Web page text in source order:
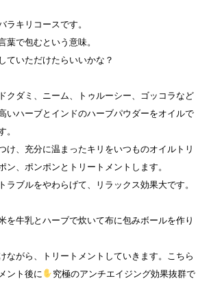
ラキリコースです。
葉で包むという意味。
ていただけたらいいかな？
クダミ、ニーム、トゥルーシー、ゴッコラなど
いハーブとインドのハーブパウダーをオイルで
。
け、充分に温まったキリをいつものオイルトリ
ン、ポンポンとトリートメントします。
ラブルをやわらげて、リラックス効果大です。
を牛乳とハーブで炊いて布に包みボールを作り
ながら、トリートメントしていきます。こちら
ント後に
究極のアンチエイジング効果抜群で